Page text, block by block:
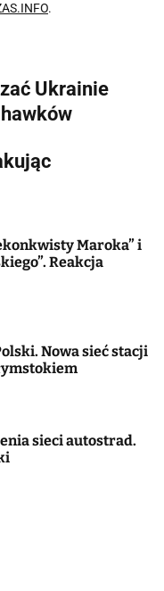
.
Ukrainie
Maroka” i
Reakcja
Nowa sieć stacji
sieci autostrad.